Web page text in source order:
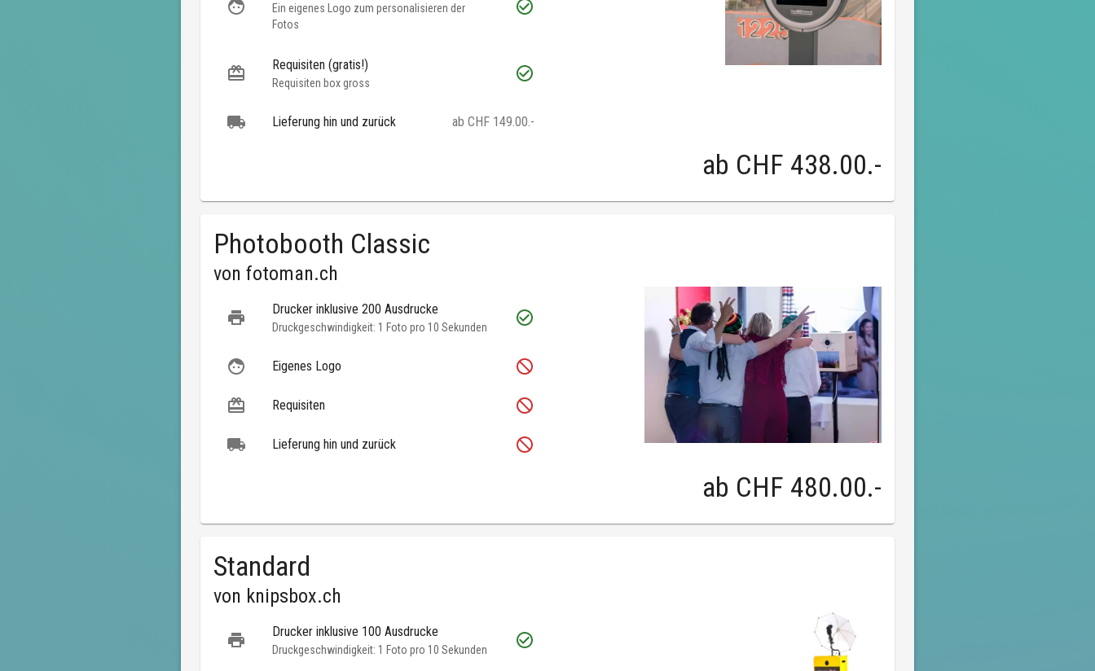
Ein eigenes Logo zum personalisieren der
Fotos
Requisiten (gratis!)
Requisiten box gross
Lieferung hin und zurück ab CHF 149.00.-
ab CHF 438.00.-
Photobooth Classic
von fotoman.ch
Drucker inklusive 200 Ausdrucke
Druckgeschwindigkeit: 1 Foto pro 10 Sekunden
Eigenes Logo
Requisiten
Lieferung hin und zurück
ab CHF 480.00.-
Standard
von knipsbox.ch
Drucker inklusive 100 Ausdrucke
Druckgeschwindigkeit: 1 Foto pro 10 Sekunden